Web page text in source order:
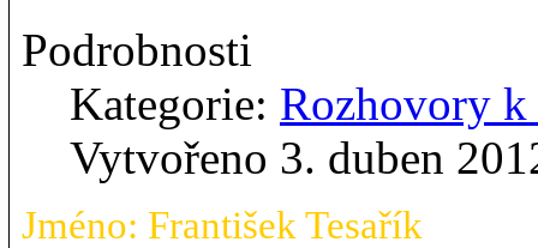
Podrobnosti
Kategorie: Rozhovory
Vytvořeno 3. duben
Jméno: František Tesařík